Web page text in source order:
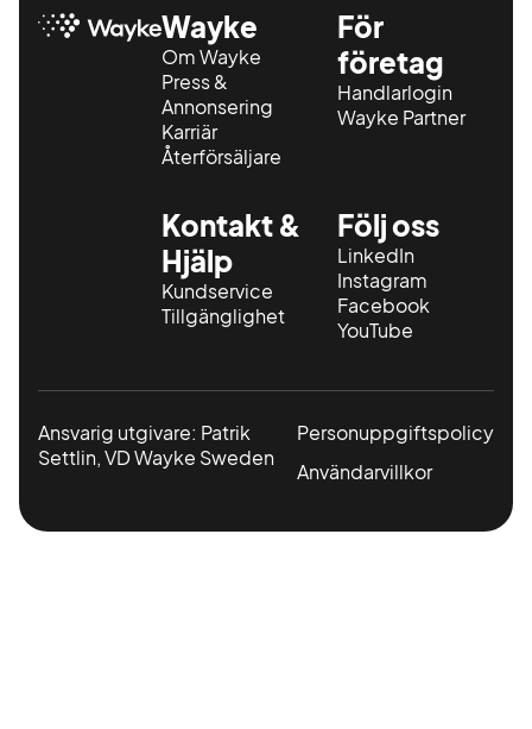
Wayke
Om Wayke
Press &
Annonsering
Karriär
Återförsäljare
För
företag
Handlarlogin
Wayke Partner
Kontakt &
Hjälp
Kundservice
Tillgänglighet
Följ oss
LinkedIn
Instagram
Facebook
YouTube
Ansvarig utgivare: Patrik
Settlin, VD Wayke Sweden
Personuppgiftspolicy
Användarvillkor